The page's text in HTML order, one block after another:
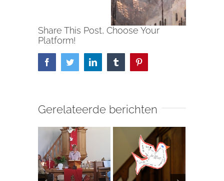
Share This Post, Choose Your
Platform!
FacebookTwitterLinkedIn Tumblr
Gerelateerde berichten